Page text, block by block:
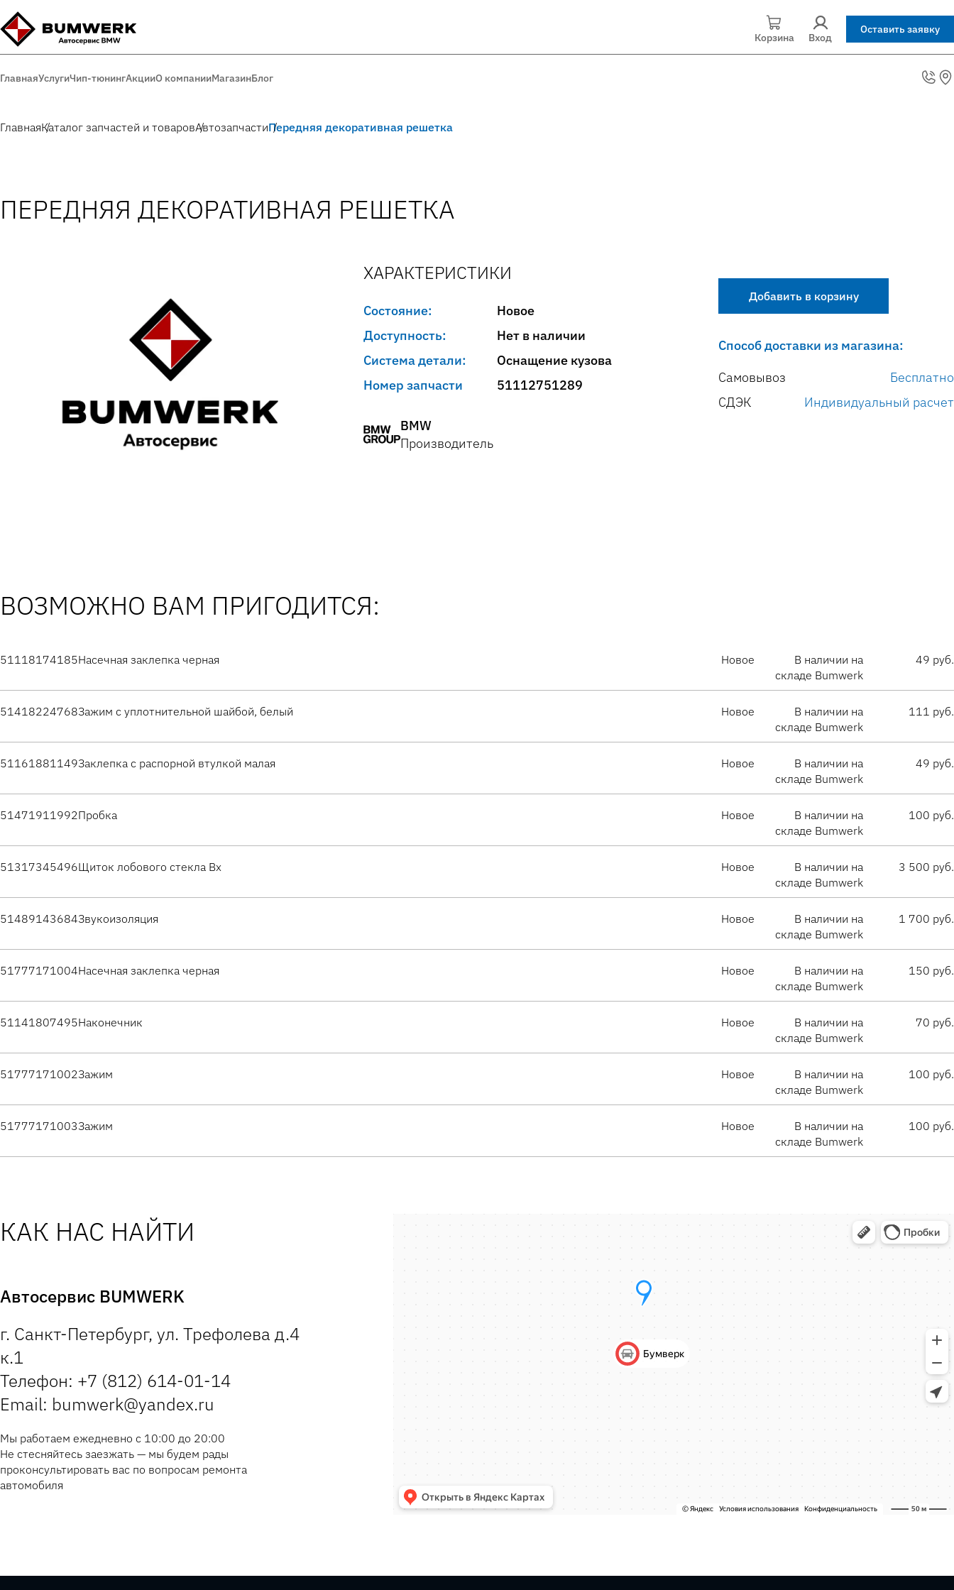
Корзина Вход
Оставить заявку
ГлавнаяУслугиЧип-тюнингАкцииО компанииМагазинБлог
ГлавнаяКаталог запчастей и товаровАвтозапчастиПередняя декоративная решетка
ПЕРЕДНЯЯ ДЕКОРАТИВНАЯ РЕШЕТКА
ХАРАКТЕРИСТИКИ
Состояние:
Новое
Доступность:
Нет в наличии
Система детали:
Оснащение кузова
Номер запчасти
51112751289
BMW
Производитель
Добавить в корзину
Способ доставки из магазина:
Самовывоз
Бесплатно
СДЭК
Индивидуальный расчет
ВОЗМОЖНО ВАМ ПРИГОДИТСЯ:
51118174185Насечная заклепка черная Новое
В наличии на
складе Bumwerk
49 руб.
51418224768Зажим с уплотнительной шайбой, белый Новое
В наличии на
складе Bumwerk
111 руб.
51161881149Заклепка с распорной втулкой малая Новое
В наличии на
складе Bumwerk
49 руб.
51471911992Пробка Новое
В наличии на
складе Bumwerk
100 руб.
51317345496Щиток лобового стекла Вх Новое
В наличии на
складе Bumwerk
3 500 руб.
51489143684Звукоизоляция Новое
В наличии на
складе Bumwerk
1 700 руб.
51777171004Насечная заклепка черная Новое
В наличии на
складе Bumwerk
150 руб.
51141807495Наконечник Новое
В наличии на
складе Bumwerk
70 руб.
51777171002Зажим Новое
В наличии на
складе Bumwerk
100 руб.
51777171003Зажим Новое
В наличии на
складе Bumwerk
100 руб.
КАК НАС НАЙТИ
Автосервис BUMWERK
г. Санкт-Петербург, ул. Трефолева д.4
к.1
Телефон: +7 (812) 614-01-14
Email: bumwerk@yandex.ru
Мы работаем ежедневно с 10:00 до 20:00
Не стесняйтесь заезжать — мы будем рады
проконсультировать вас по вопросам ремонта
автомобиля